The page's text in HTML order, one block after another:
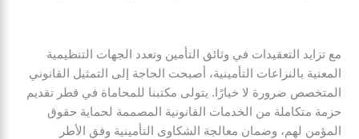
مع تزايد التعقيدات في وثائق التأمين وتعدد الجهات التنظيمية
المعنية بالنزاعات التأمينية، أصبحت الحاجة إلى التمثيل القانوني
المتخصص ضرورة لا خيارًا. يتولى مكتبنا للمحاماة في قطر تقديم
حزمة متكاملة من الخدمات القانونية المصممة لحماية حقوق
المؤمن لهم، وضمان معالجة الشكاوى التأمينية وفق الأطر